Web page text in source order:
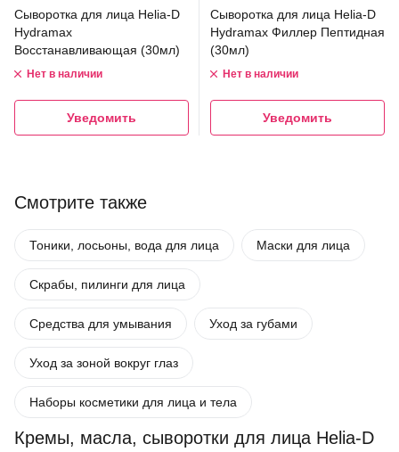
Сыворотка для лица Helia-D
Hydramax
Восстанавливающая (30мл)
Нет в наличии
Уведомить
Сыворотка для лица Helia-D
Hydramax Филлер Пептидная
(30мл)
Нет в наличии
Уведомить
Смотрите также
Тоники, лосьоны, вода для лица Маски для лица
Скрабы, пилинги для лица
Средства для умывания Уход за губами
Уход за зоной вокруг глаз
Наборы косметики для лица и тела
Кремы, масла, сыворотки для лица Helia-D